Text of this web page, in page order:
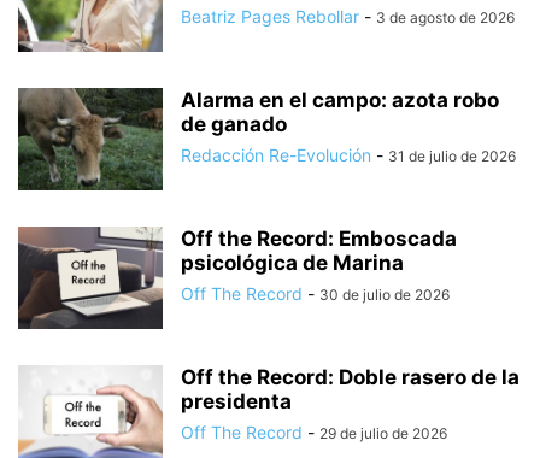
Beatriz Pages Rebollar - 3 de agosto de 2026
Alarma en el campo: azota robo
de ganado
Redacción Re-Evolución - 31 de julio de 2026
Off the Record: Emboscada
psicológica de Marina
Off The Record - 30 de julio de 2026
Off the Record: Doble rasero de la
presidenta
Off The Record - 29 de julio de 2026